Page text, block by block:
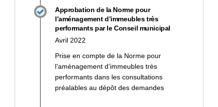
Approbation de la Norme pour
l’aménagement d’immeubles très
performants par le Conseil municipal
Avril 2022
Prise en compte de la Norme pour
l’aménagement d’immeubles très
performants dans les consultations
préalables au dépôt des demandes